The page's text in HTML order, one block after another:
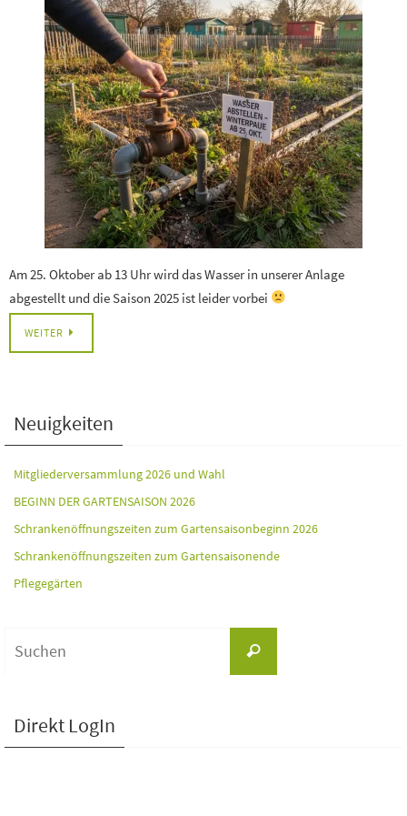
Am 25. Oktober ab 13 Uhr wird das Wasser in unserer Anlage
abgestellt und die Saison 2025 ist leider vorbei
WEITER
Neuigkeiten
Mitgliederversammlung 2026 und Wahl
BEGINN DER GARTENSAISON 2026
Schrankenöffnungszeiten zum Gartensaisonbeginn 2026
Schrankenöffnungszeiten zum Gartensaisonende
Pflegegärten
Suchen
Direkt LogIn